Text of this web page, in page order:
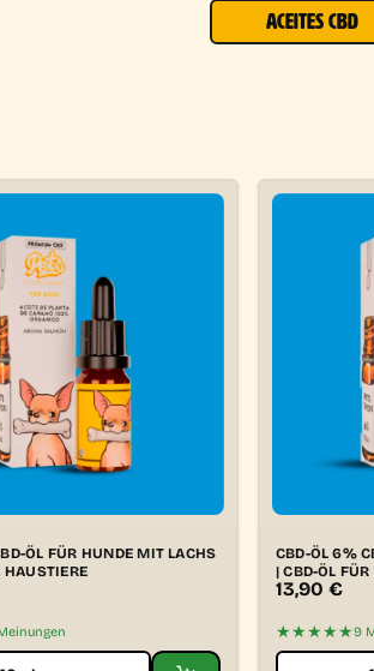
ACEITES CBD
ÖL FÜR HUNDE MIT LACHS
HAUSTIERE
CBD-ÖL 6%
| CBD-ÖL
13,90 €
★★★★★9